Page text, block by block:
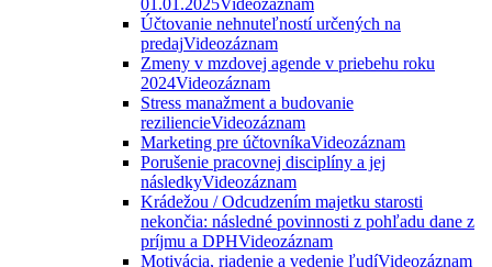
Účtovanie nehnuteľností určených na
predajVideozáznam
Zmeny v mzdovej agende v priebehu roku
2024Videozáznam
Stress manažment a budovanie
reziliencieVideozáznam
Marketing pre účtovníkaVideozáznam
Porušenie pracovnej disciplíny a jej
následkyVideozáznam
Krádežou / Odcudzením majetku starosti
nekončia: následné povinnosti z pohľadu dane z
príjmu a DPHVideozáznam
Motivácia, riadenie a vedenie ľudíVideozáznam